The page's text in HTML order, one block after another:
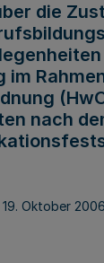
die
im
nach
19. Oktober 2006